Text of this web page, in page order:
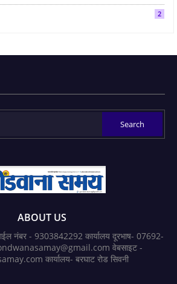
2
ABOUT US
नंबर - 9303842292 कार्यालय दूरभाष- 07692-
वेबसाइट -
कार्यालय- बरघाट रोड सिवनी